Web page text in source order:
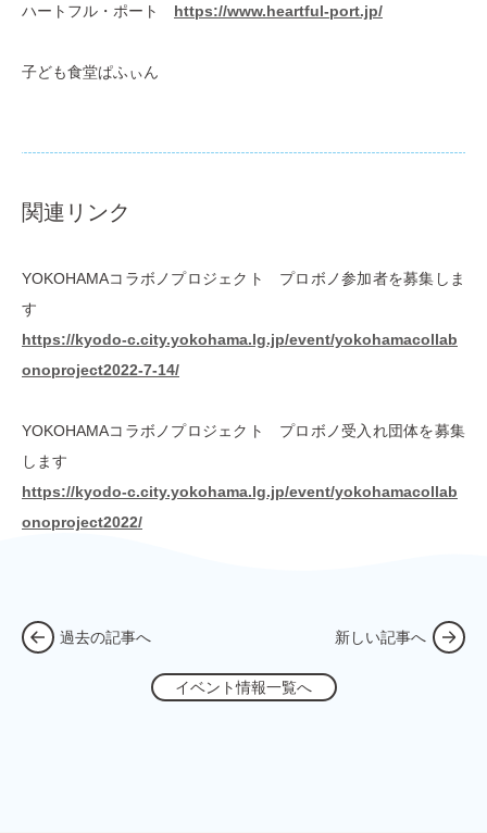
ハートフル・ポート https://www.heartful-port.jp/
子ども食堂ぱふぃん
関連リンク
YOKOHAMAコラボノプロジェクト プロボノ参加者を募集しま
す
https://kyodo-c.city.yokohama.lg.jp/event/yokohamacollab
onoproject2022-7-14/
YOKOHAMAコラボノプロジェクト プロボノ受入れ団体を募集
します
https://kyodo-c.city.yokohama.lg.jp/event/yokohamacollab
onoproject2022/
過去の記事へ
イベント情報一覧へ
新しい記事へ